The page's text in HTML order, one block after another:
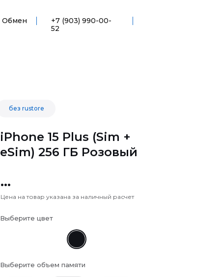
+7 (903) 990-00-
52
Обмен
Цена на товар указана за наличный расчет
iPhone 15 Plus (Sim +
eSim) 256 ГБ Розовый
Выберите цвет
Выберите объем памяти
...
без rustore